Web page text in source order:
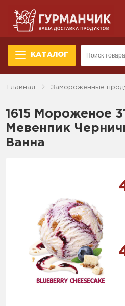
КАТАЛОГ
Главная Замороженные
1615 Мороженое
Мевенпик
Ванна